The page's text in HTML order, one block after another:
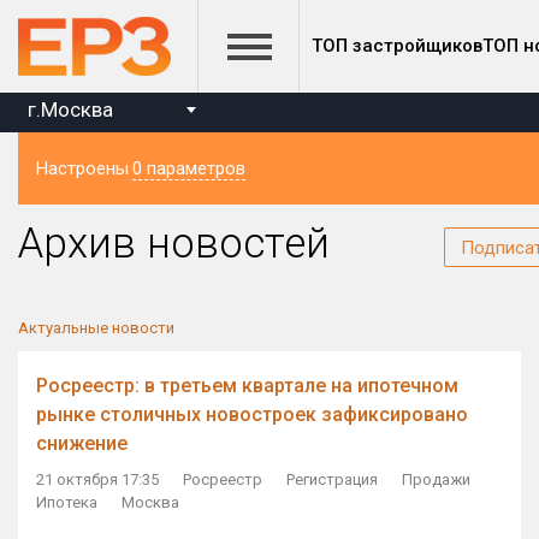
ТОП застройщиковТОП
г.Москва
Настроены 0 параметров
Архив новостей
Актуальные новости
Росреестр: в третьем квартале на ипотечном
рынке столичных новостроек зафиксировано
снижение
21 октября 17:35 Росреестр Регистрация
Продажи
Ипотека
Москва